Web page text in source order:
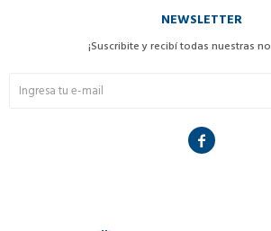
NEWSLETTER
¡Suscribite y recibí todas nuestras
